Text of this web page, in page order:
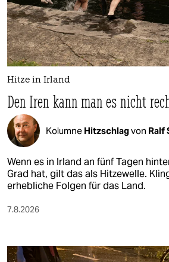
Hitze in Irland
Den Iren kann man es nicht
Kolumne Hitzschlagvon Ralf
Wenn es in Irland an fünf Tagen
Grad hat, gilt das als Hitzewelle.
erhebliche Folgen für das Land.
7.8.2026